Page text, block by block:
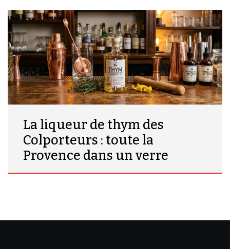
La liqueur de thym des
Colporteurs : toute la
Provence dans un verre